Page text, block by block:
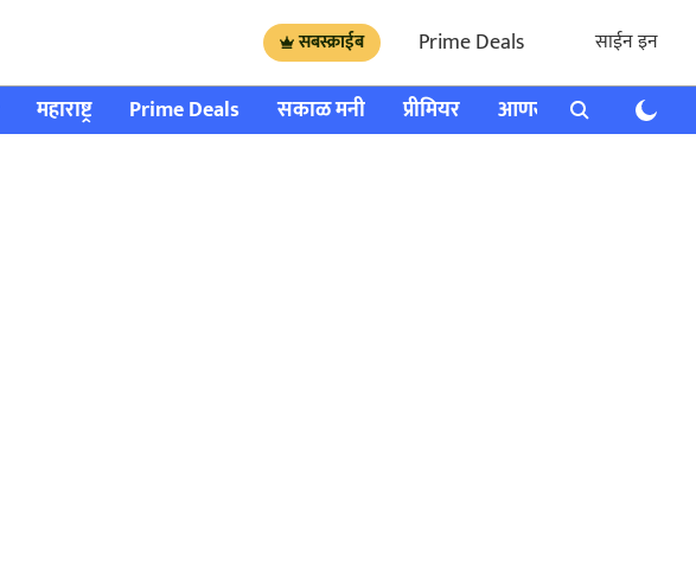
सबस्क्राईब Prime Deals साईन इन
महाराष्ट्र Prime Deals सकाळ मनी प्रीमियर आणखी राशी भविष्य